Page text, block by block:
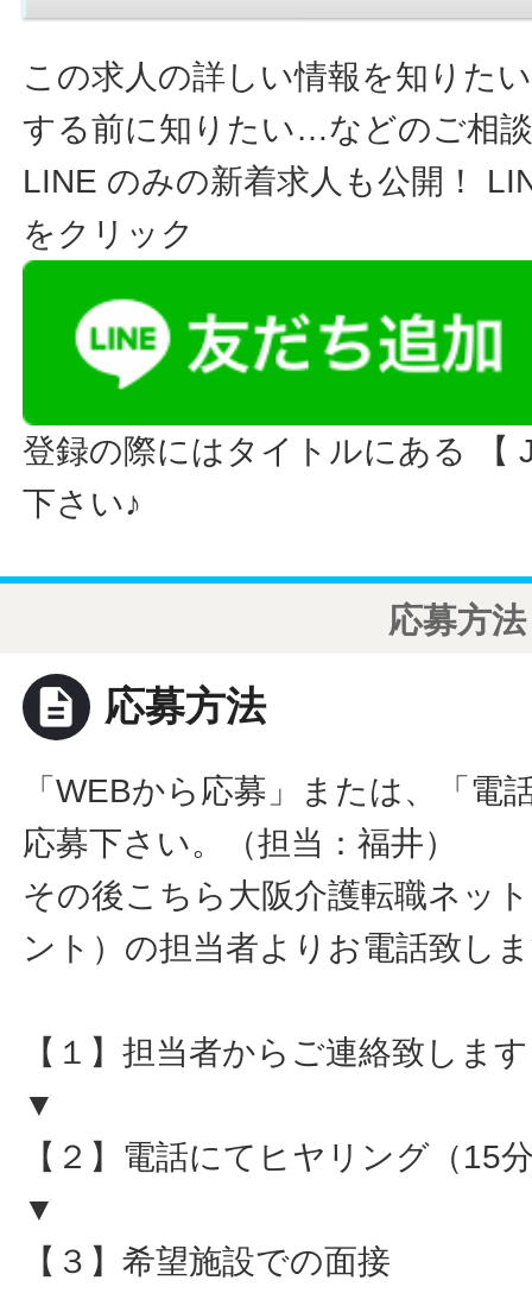
この求人の詳しい情報を知りた
する前に知りたい…などのご相
LINE のみの新着求人も公開！
をクリック
登録の際にはタイトルにある 【
下さい♪
応募方法
description 応募方法
「WEBから応募」または、「電
応募下さい。（担当：福井）
その後こちら大阪介護転職ネッ
ント）の担当者よりお電話致し
【１】担当者からご連絡致します
▼
【２】電話にてヒヤリング（15
▼
【３】希望施設での面接